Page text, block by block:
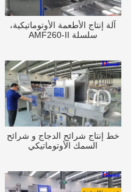
آلة إنتاج الأطعمة الأوتوماتيكية،
سلسلة AMF260-II
خط إنتاج شرائح الدجاج و شرائح
السمك الأوتوماتيكي